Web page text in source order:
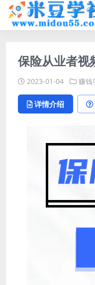
保险从业者视
2023-01-04 赚钱
详情介绍